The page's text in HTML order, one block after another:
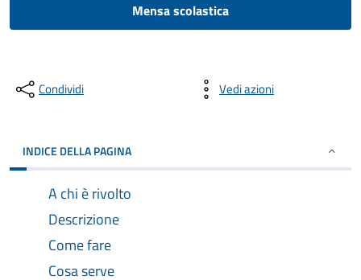
Mensa scolastica
Condividi Vedi azioni
INDICE DELLA PAGINA
A chi è rivolto
Descrizione
Come fare
Cosa serve